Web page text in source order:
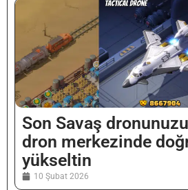
Son Savaş
dron merkezinde
yükseltin
10 Şubat 2026